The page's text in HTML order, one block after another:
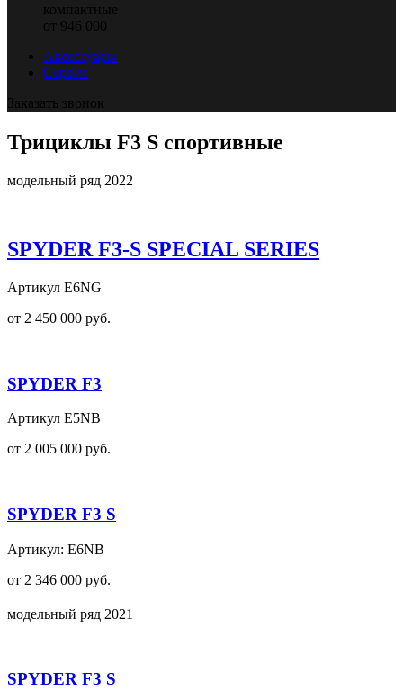
компактные
от 946 000
Аксессуары
Сервис
Заказать звонок
Трициклы F3 S спортивные
модельный ряд 2022
SPYDER F3-S SPECIAL SERIES
Артикул E6NG
от 2 450 000 руб.
SPYDER F3
Артикул E5NB
от 2 005 000 руб.
SPYDER F3 S
Артикул: E6NB
от 2 346 000 руб.
модельный ряд 2021
SPYDER F3 S